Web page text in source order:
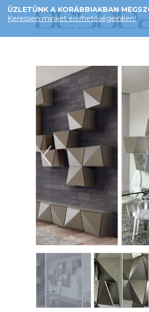
ÜZLETÜNK A KORÁBBIAKBAN
Keressen minket elérhetőségeinken!